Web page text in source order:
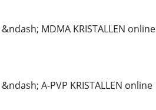
&ndash; MDMA KRISTALLEN online
&ndash; A-PVP KRISTALLEN online